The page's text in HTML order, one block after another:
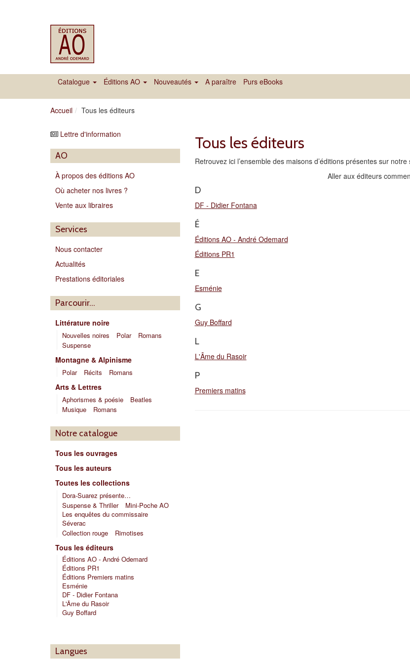
Catalogue Éditions AO Nouveautés A paraître Purs eBooks
Accueil Tous les éditeurs
Lettre d'information
AO
À propos des éditions AO
Où acheter nos livres ?
Vente aux libraires
Services
Nous contacter
Actualités
Prestations éditoriales
Parcourir…
Littérature noire
Nouvelles noires Polar
Romans
Suspense
Montagne & Alpinisme
Polar Récits Romans
Arts & Lettres
Aphorismes & poésie
Beatles
Musique
Romans
Notre catalogue
Tous les ouvrages
Tous les auteurs
Toutes les collections
Dora-Suarez présente…
Suspense & Thriller
Mini-Poche AO
Les enquêtes du commissaire
Séverac
Collection rouge
Rimotises
Tous les éditeurs
Éditions AO - André Odemard
Éditions PR1
Éditions Premiers matins
Esménie
DF - Didier Fontana
L'Âme du Rasoir
Guy Boffard
Langues
Tous les éditeurs
Retrouvez ici l’ensemble des maisons d’éditions présentes sur
Aller aux éditeurs
D
DF - Didier Fontana
É
Éditions AO - André Odemard
Éditions PR1
E
Esménie
G
Guy Boffard
L
L'Âme du Rasoir
P
Premiers matins